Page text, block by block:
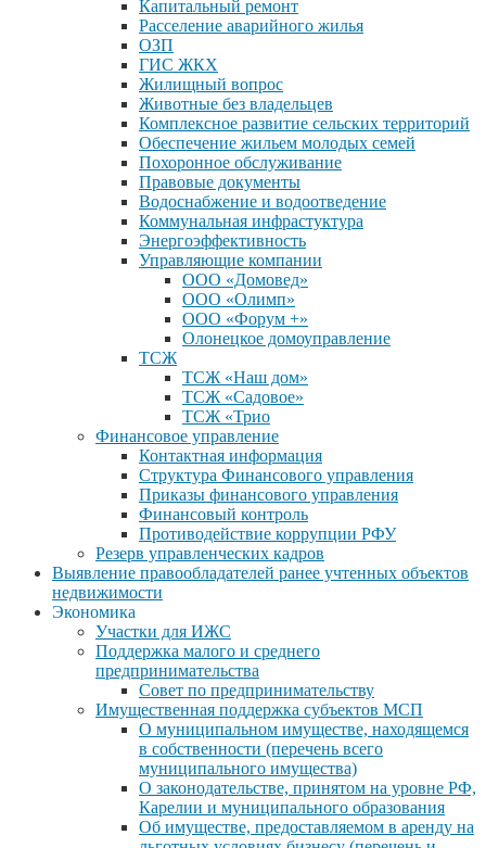
Капитальный ремонт
Расселение аварийного жилья
ОЗП
ГИС ЖКХ
Жилищный вопрос
Животные без владельцев
Комплексное развитие сельских территорий
Обеспечение жильем молодых семей
Похоронное обслуживание
Правовые документы
Водоснабжение и водоотведение
Коммунальная инфрастуктура
Энергоэффективность
Управляющие компании
ООО «Домовед»
ООО «Олимп»
ООО «Форум +»
Олонецкое домоуправление
ТСЖ
ТСЖ «Наш дом»
ТСЖ «Садовое»
ТСЖ «Трио
Финансовое управление
Контактная информация
Структура Финансового управления
Приказы финансового управления
Финансовый контроль
Противодействие коррупции РФУ
Резерв управленческих кадров
Выявление правообладателей ранее учтенных объектов
недвижимости
Экономика
Участки для ИЖС
Поддержка малого и среднего
предпринимательства
Совет по предпринимательству
Имущественная поддержка субъектов МСП
О муниципальном имуществе, находящемся
в собственности (перечень всего
муниципального имущества)
О законодательстве, принятом на уровне РФ,
Карелии и муниципального образования
Об имуществе, предоставляемом в аренду на